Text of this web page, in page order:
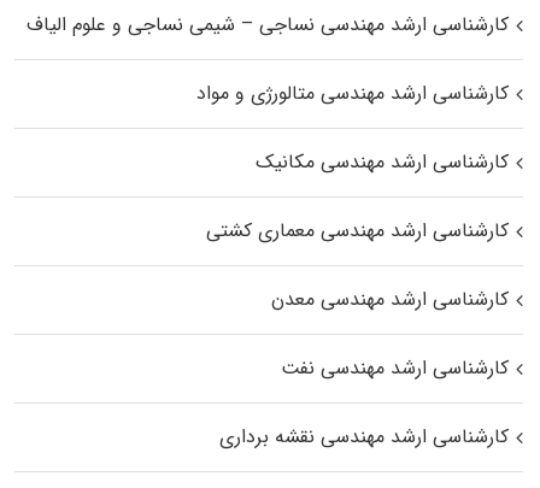
کارشناسی ارشد مهندسی نساجی – شیمی نساجی و علوم الیاف
کارشناسی ارشد مهندسی متالورژی و مواد
کارشناسی ارشد مهندسی مکانیک
کارشناسی ارشد مهندسی معماری کشتی
کارشناسی ارشد مهندسی معدن
کارشناسی ارشد مهندسی نفت
کارشناسی ارشد مهندسی نقشه برداری